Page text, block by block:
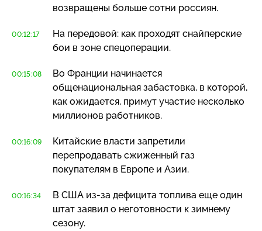
возвращены больше сотни россиян.
00:12:17
На передовой: как проходят снайперские
бои в зоне спецоперации.
00:15:08
Во Франции начинается
общенациональная забастовка, в которой,
как ожидается, примут участие несколько
миллионов работников.
00:16:09
Китайские власти запретили
перепродавать сжиженный газ
покупателям в Европе и Азии.
00:16:34 В США из-за дефицита топлива еще один
штат заявил о неготовности к зимнему
сезону.